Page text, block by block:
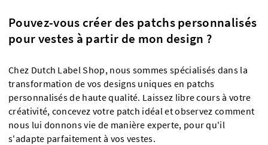
Pouvez-vous créer des patchs personnalisés
pour vestes à partir de mon design ?
Chez Dutch Label Shop, nous sommes spécialisés dans la
transformation de vos designs uniques en patchs
personnalisés de haute qualité. Laissez libre cours à votre
créativité, concevez votre patch idéal et observez comment
nous lui donnons vie de manière experte, pour qu'il
s'adapte parfaitement à vos vestes.